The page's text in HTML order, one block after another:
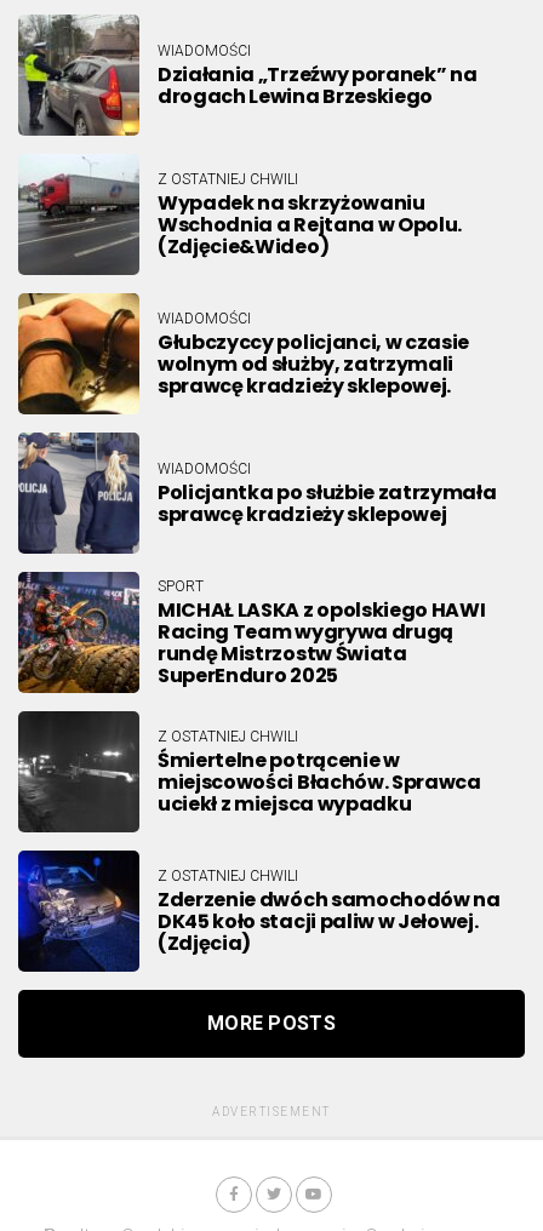
WIADOMOŚCI
Działania „Trzeźwy poranek” na
drogach Lewina Brzeskiego
Z OSTATNIEJ CHWILI
Wypadek na skrzyżowaniu
Wschodnia a Rejtana w Opolu.
(Zdjęcie&Wideo)
WIADOMOŚCI
Głubczyccy policjanci, w czasie
wolnym od służby, zatrzymali
sprawcę kradzieży sklepowej.
WIADOMOŚCI
Policjantka po służbie zatrzymała
sprawcę kradzieży sklepowej
SPORT
MICHAŁ LASKA z opolskiego HAWI
Racing Team wygrywa drugą
rundę Mistrzostw Świata
SuperEnduro 2025
Z OSTATNIEJ CHWILI
Śmiertelne potrącenie w
miejscowości Błachów. Sprawca
uciekł z miejsca wypadku
Z OSTATNIEJ CHWILI
Zderzenie dwóch samochodów na
DK45 koło stacji paliw w Jełowej.
(Zdjęcia)
MORE POSTS
ADVERTISEMENT